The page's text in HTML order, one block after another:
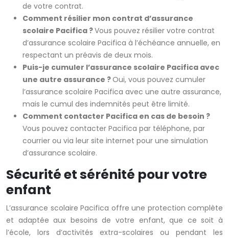
de votre contrat.
Comment résilier mon contrat d’assurance
scolaire Pacifica ?Vous pouvez résilier votre contrat
d’assurance scolaire Pacifica à l’échéance annuelle, en
respectant un préavis de deux mois.
Puis-je cumuler l’assurance scolaire Pacifica avec
une autre assurance ?Oui, vous pouvez cumuler
l’assurance scolaire Pacifica avec une autre assurance,
mais le cumul des indemnités peut être limité.
Comment contacter Pacifica en cas de besoin ?
Vous pouvez contacter Pacifica par téléphone, par
courrier ou via leur site internet pour une simulation
d’assurance scolaire.
Sécurité et sérénité pour votre
enfant
L’assurance scolaire Pacifica offre une protection complète
et adaptée aux besoins de votre enfant, que ce soit à
l’école, lors d’activités extra-scolaires ou pendant les